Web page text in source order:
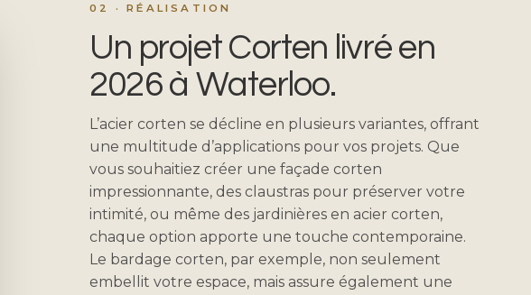
02 · RÉALISATION
Un projet Corten livré en
2026 à Waterloo.
L’acier corten se décline en plusieurs variantes, offrant
une multitude d’applications pour vos projets. Que
vous souhaitiez créer une façade corten
impressionnante, des claustras pour préserver votre
intimité, ou même des jardinières en acier corten,
chaque option apporte une touche contemporaine.
Le bardage corten, par exemple, non seulement
embellit votre espace, mais assure également une